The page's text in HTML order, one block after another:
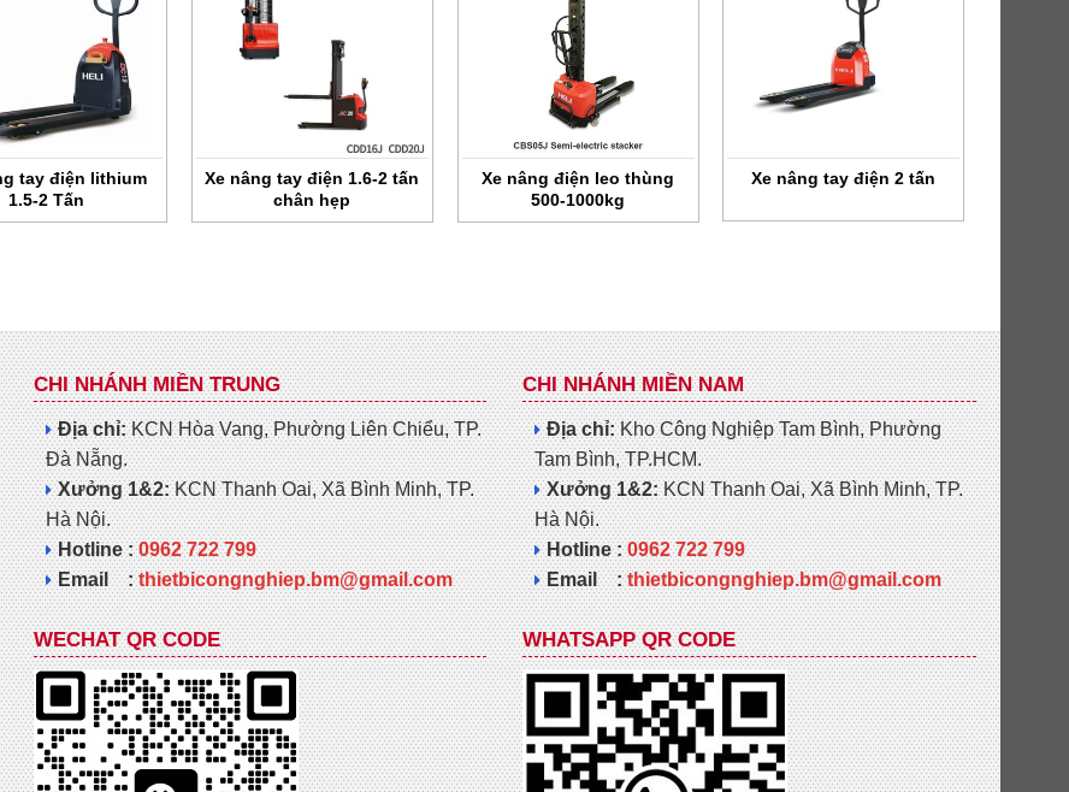
tay điện lithium
1.5-2 Tấn
Xe nâng tay điện 1.6-2 tấn
chân hẹp
Xe nâng điện leo thùng
500-1000kg
Xe nâng tay điện 2 tấn
CHI NHÁNH MIỀN TRUNG
Địa chỉ:KCN Hòa Vang, Phường Liên Chiểu, TP.
Đà Nẵng.
Xưởng 1&2:KCN Thanh Oai, Xã Bình Minh, TP.
Hà Nội.
Hotline :0962 722 799
Email :thietbicongnghiep.bm@gmail.com
CHI NHÁNH MIỀN NAM
Địa chỉ:Kho Công Nghiệp Tam Bình, Phường
Tam Bình, TP.HCM.
Xưởng 1&2:KCN Thanh Oai, Xã Bình Minh, TP.
Hà Nội.
Hotline :0962 722 799
Email :thietbicongnghiep.bm@gmail.com
WECHAT QR CODE WHATSAPP QR CODE